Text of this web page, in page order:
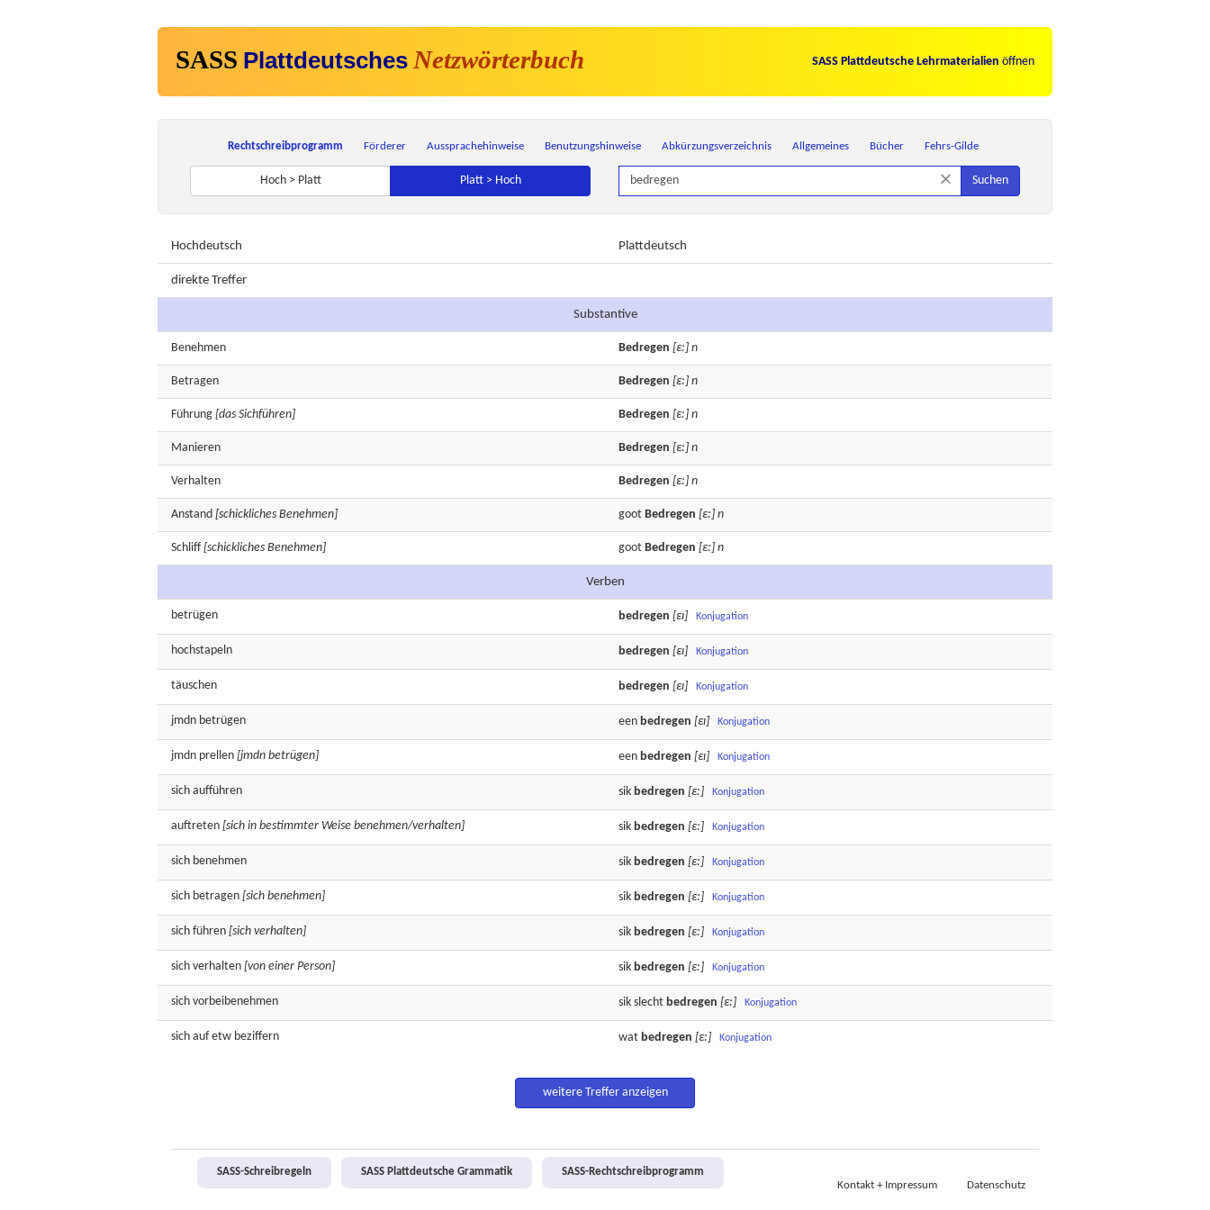
SASS Plattdeutsches Netzwörterbuch SASS Plattdeutsche Lehrmaterialien öffnen
Rechtschreibprogramm Förderer Aussprachehinweise Benutzungshinweise Abkürzungsverzeichnis Allgemeines Bücher Fehrs-Gilde
Hoch > Platt Platt > Hoch × Suchen
Hochdeutsch Plattdeutsch
direkte Treffer
Substantive
Benehmen Bedregen [ε:] n
Betragen Bedregen [ε:] n
Führung [das Sichführen] Bedregen [ε:] n
Manieren Bedregen [ε:] n
Verhalten Bedregen [ε:] n
Anstand [schickliches Benehmen] goot Bedregen [ε:] n
Schliff [schickliches Benehmen] goot Bedregen [ε:] n
Verben
betrügen bedregen [εɪ] Konjugation
hochstapeln bedregen [εɪ] Konjugation
täuschen bedregen [εɪ] Konjugation
jmdn betrügen een bedregen [εɪ] Konjugation
jmdn prellen [jmdn betrügen] een bedregen [εɪ] Konjugation
sich aufführen sik bedregen [ε:] Konjugation
auftreten [sich in bestimmter Weise benehmen/verhalten] sik bedregen [ε:] Konjugation
sich benehmen sik bedregen [ε:] Konjugation
sich betragen [sich benehmen] sik bedregen [ε:] Konjugation
sich führen [sich verhalten] sik bedregen [ε:] Konjugation
sich verhalten [von einer Person] sik bedregen [ε:] Konjugation
sich vorbeibenehmen sik slecht bedregen [ε:] Konjugation
sich auf etw beziffern wat bedregen [ε:] Konjugation
weitere Treffer anzeigen
SASS-Schreibregeln SASS Plattdeutsche Grammatik
SASS-Rechtschreibprogramm
Kontakt + Impressum
Datenschutz